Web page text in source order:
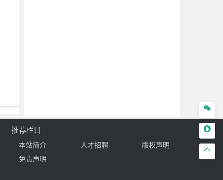



推荐栏目
本站简介 人才招聘
版权声明
免责声明